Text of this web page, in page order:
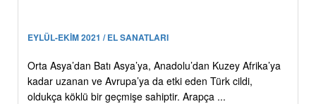
EYLÜL-EKİM 2021 / EL SANATLARI
Orta Asya’dan Batı Asya’ya, Anadolu’dan Kuzey Afrika’ya
kadar uzanan ve Avrupa’ya da etki eden Türk cildi,
oldukça köklü bir geçmişe sahiptir. Arapça ...